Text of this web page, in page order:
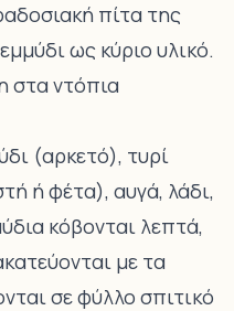
πίτα της
ως κύριο υλικό.
στα ντόπια
(αρκετό), τυρί
ή φέτα), αυγά, λάδι,
κόβονται λεπτά,
με τα
σε φύλλο σπιτικό